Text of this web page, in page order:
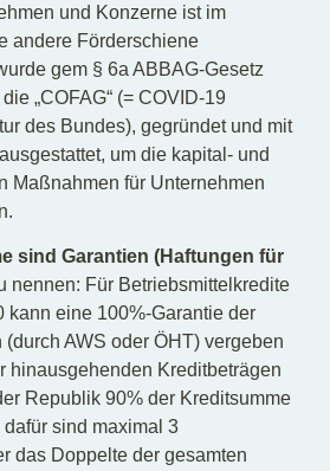
und Konzerne ist im
andere Förderschiene
gem § 6a ABBAG-Gesetz
„COFAG“ (= COVID-19
des Bundes), gegründet und mit
um die kapital- und
Maßnahmen für Unternehmen
sind Garantien (Haftungen für
nennen: Für Betriebsmittelkredite
kann eine 100%-Garantie der
AWS oder ÖHT) vergeben
hinausgehenden Kreditbeträgen
Republik 90% der Kreditsumme
sind maximal 3
das Doppelte der gesamten